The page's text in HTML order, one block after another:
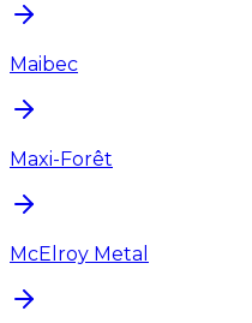
Maibec
Maxi-Forêt
McElroy Metal